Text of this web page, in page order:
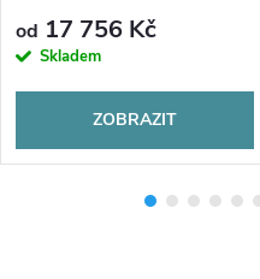
od 17 756 Kč
Skladem
ZOBRAZIT